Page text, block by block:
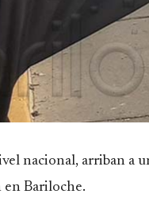
nacional, arriban a
en Bariloche.